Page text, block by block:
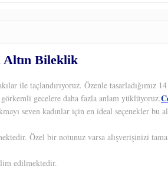
Altın Bileklik
ile taçlandırıyoruz. Özenle
gecelere daha fazla anlam yüklüyoruz.
seven kadınlar için en ideal seçenekler bu
Özel bir notunuz varsa alışverişinizi
edilmektedir.